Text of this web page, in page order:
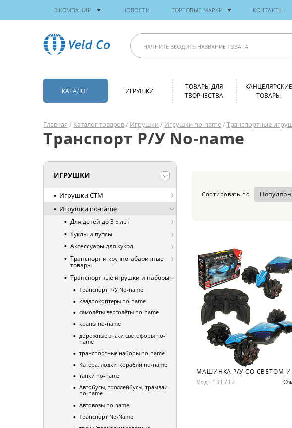
О КОМПАНИИ НОВОСТИ ТОРГОВЫЕ МАРКИ КОНТАКТЫ
КАТАЛОГ ИГРУШКИ
ТОВАРЫ ДЛЯ
ТВОРЧЕСТВА
КАНЦЕЛЯРСКИЕ
ТОВАРЫ
Главная / Каталог товаров/ Игрушки / Игрушки no-name/Транспортные
Транспорт Р/У No-name
ИГРУШКИ
Игрушки СТМ
Игрушки no-name
Для детей до 3-х лет
Куклы и пупсы
Аксессуары для кукол
Транспорт и крупногабаритные
товары
Транспортные игрушки и наборы
Транспорт Р/У No-name
квадрокоптеры no-name
самолёты вертолёты no-name
краны no-name
дорожные знаки светофоры no-
name
транспортные наборы no-name
Катера, лодки, корабли no-name
танки no-name
Автобусы, троллейбусы, трамваи
no-name
Автовозы no-name
Транспорт No-Name
Сортировать по
Код: 131712